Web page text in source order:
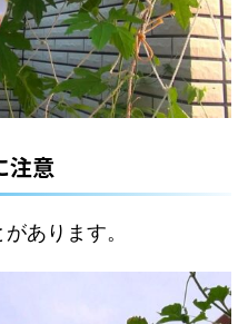
注意
あります。